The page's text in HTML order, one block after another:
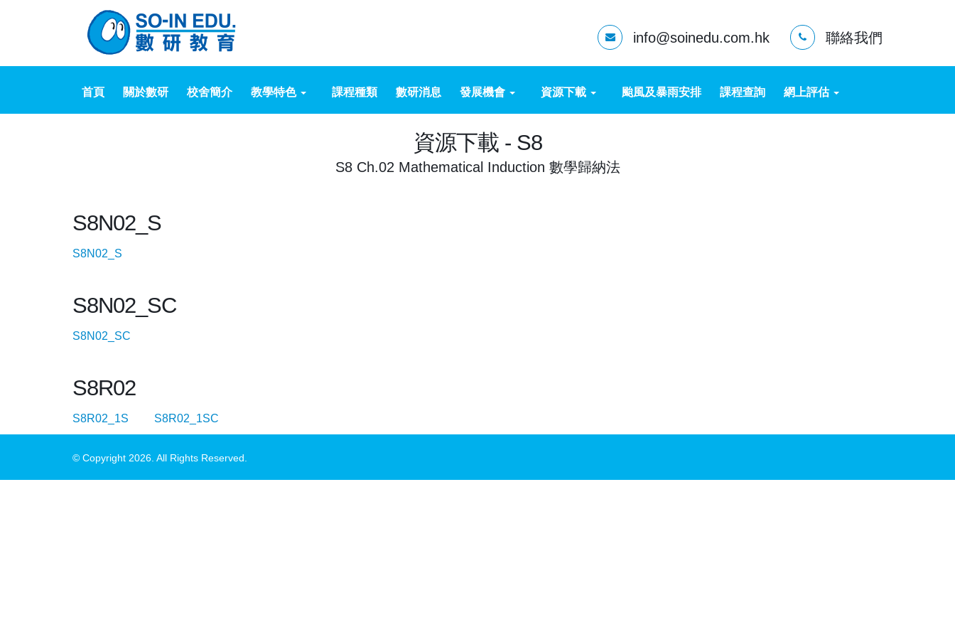
info@soinedu.com.hk 聯絡我們
首頁 關於數研 校舍簡介 教學特色 課程種類 數研消息 發展機會 資源下載 颱風及暴雨安排 課程查詢 網上評估
資源下載 - S8
S8 Ch.02 Mathematical Induction 數學歸納法
S8N02_S
S8N02_S
S8N02_SC
S8N02_SC
S8R02
S8R02_1S S8R02_1SC
© Copyright 2026. All Rights Reserved.